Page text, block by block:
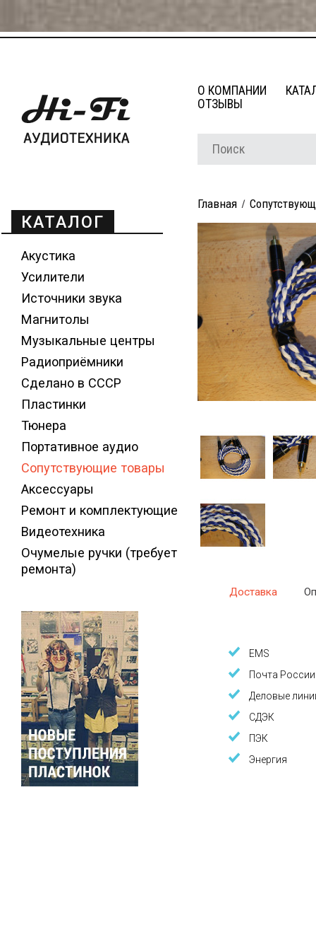
О КОМПАНИИ
ОТЗЫВЫ
КАТАЛОГ
Акустика
Усилители
Источники звука
Магнитолы
Музыкальные центры
Радиоприёмники
Сделано в СССР
Пластинки
Тюнера
Портативное аудио
Сопутствующие товары
Аксессуары
Ремонт и комплектующие
Видеотехника
Очумелые ручки (требует
ремонта)
Главная
Доставка
EMS
Почта России
Деловые
СДЭК
ПЭК
Энергия